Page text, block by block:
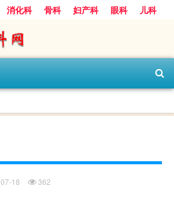
消化科 骨科 妇产科 眼科
儿科
神经科
07-18 362